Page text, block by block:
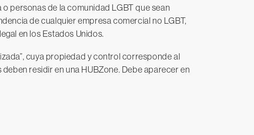
personas de la comunidad LGBT que sean
de cualquier empresa comercial no LGBT,
en los Estados Unidos.
cuya propiedad y control corresponde al
residir en una HUBZone. Debe aparecer en